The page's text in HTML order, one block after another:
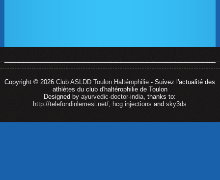
Copyright © 2026Club ASLDD Toulon Haltérophilie - Suivez l'actualité des
athlètes du club d'haltérophilie de Toulon
Designed byayurvedic-doctor-india, thanks to:
http://telefondinlemesi.net/, hcg injections andsky3ds